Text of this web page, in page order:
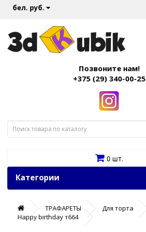
бел. руб.
Позвоните нам!
+375 (29) 340-00-25
0 шт.
Категории
ТРАФАРЕТЫ
Для торта
Happy birthday т664